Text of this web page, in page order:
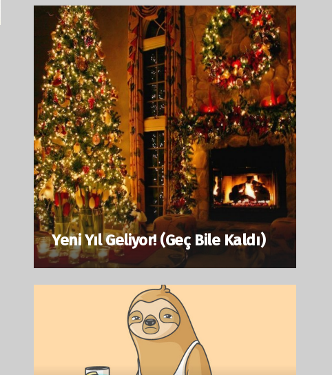
Yeni Yıl Geliyor! (Geç Bile Kaldı)